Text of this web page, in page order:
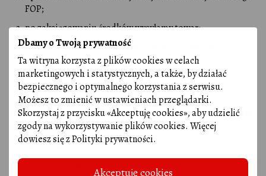
Dbamy o Twoją prywatność
Ta witryna korzysta z plików cookies w celach
marketingowych i statystycznych, a także, by działać
bezpiecznego i optymalnego korzystania z serwisu.
Możesz to zmienić w ustawieniach przeglądarki.
Skorzystaj z przycisku «Akceptuję cookies», aby udzielić
zgody na wykorzystywanie plików cookies. Więcej
dowiesz się zPolityki prywatności.
Akceptuję cookies
FOP;
po zaksięgowaniu środków wysyłamy towar:
wysyłanie jest możliwe przez New mail, Ukrposhta i
Justin;
bezpłatna dostawa do oddziału dla zamówień na kwotę 14
000 UAH;
Jak uzyskać cennik i zobaczyć ceny hurtowe na
stronie
W sprawie ceny hurtowej napisz do nas:
info@aloe.in.ua